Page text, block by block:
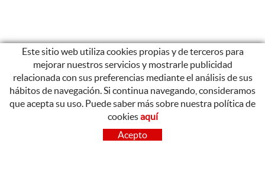
CONTACTO
Este sitio web utiliza cookies propias y de terceros para
mejorar nuestros servicios y mostrarle publicidad
relacionada con sus preferencias mediante el análisis de sus
hábitos de navegación. Si continua navegando, consideramos
que acepta su uso. Puede saber más sobre nuestra política de
cookiesaquí
Acepto